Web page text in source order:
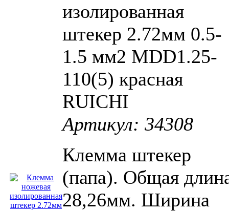
изолированная
штекер 2.72мм 0.5-
1.5 мм2 MDD1.25-
110(5) красная
RUICHI
Артикул: 34308
Клемма штекер
(папа). Общая
28,26мм. Ширина